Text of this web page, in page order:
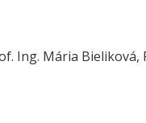
Ing. Mária Bieliková,